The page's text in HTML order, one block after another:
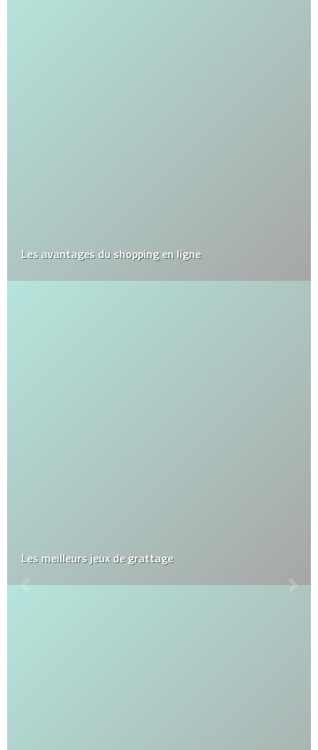
Les avantages du shopping en ligne
Les meilleurs jeux de grattage